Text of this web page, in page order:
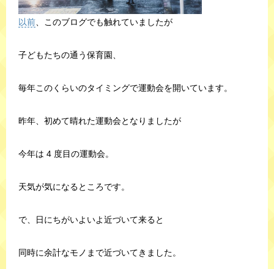
以前 、このブログでも触れていましたが
子どもたちの通う保育園、
毎年このくらいのタイミングで運動会を開いています。
昨年、初めて晴れた運動会となりましたが
今年は 4 度目の運動会。
天気が気になるところです。
で、日にちがいよいよ近づいて来ると
同時に余計なモノまで近づいてきました。